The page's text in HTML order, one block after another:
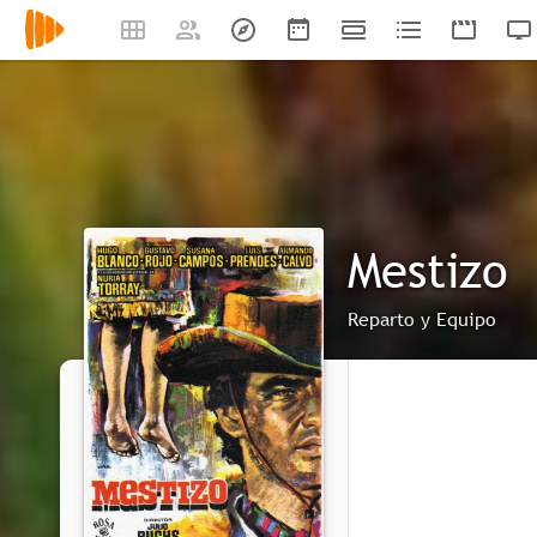
Mestizo
Reparto y Equipo